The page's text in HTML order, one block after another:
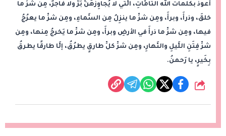
أعوذ بكلمات الله التامَّاتِ، الَّتي لا يُجاوِزُهُنَّ بَرٌّ ولا فاجرٌ، مِن شرِّ ما
خلقَ، وذرأَ، وبرأَ، ومِن شرِّ ما ينزِلُ مِن السَّماءِ، ومِن شرِّ ما يعرُجُ
فيها، ومِن شرِّ ما ذرأَ في الأرضِ وبرأَ، ومِن شرِّ ما يَخرجُ مِنها، ومِن
شرِّ فِتَنِ اللَّيلِ والنَّهارِ، ومِن شرِّ كلِّ طارقٍ يطرُقُ، إلَّا طارقًا يطرقُ
بِخَيرٍ، يا رَحمنُ.
شارك